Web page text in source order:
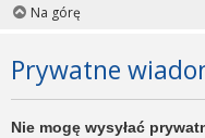
Na górę
Prywatne
Nie mogę wysyłać